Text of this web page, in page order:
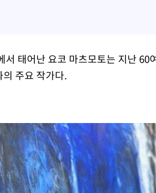
서 태어난 요코 마츠모토는 지난
주요 작가다.